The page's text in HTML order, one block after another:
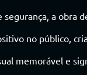
segurança, a obra
no público,
memorável e